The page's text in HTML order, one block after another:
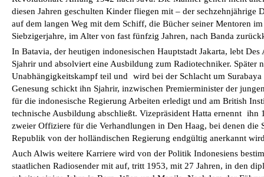
diesen Jahren geschulten Kinder fliegen mit – der sechzehnjährige
auf dem langen Weg mit dem Schiff, die Bücher seiner Mentoren
Siebzigerjahre, im Alter von fast fünfzig Jahren, nach Banda
In Batavia, der heutigen indonesischen Hauptstadt Jakarta, lebt
Sjahrir und absolviert eine Ausbil­dung zum Radiotechniker. Später
Unabhängigkeitskampf teil und wird bei der Schlacht um Surabaya
Genesung schickt ihn Sjahrir, inzwischen Premierminister der
für die indonesische Regierung Arbeiten erledigt und am British
technische Ausbildung abschließt. Vizepräsident Hatta ernennt ihn
zweier Offiziere für die Verhandlungen in Den Haag, bei denen die
Republik von der holländischen Regierung endgültig anerkannt
Auch Alwis weitere Karriere wird von der Politik Indonesiens
staatlichen Radiosender mit auf, tritt 1953, mit 27 Jahren, in den